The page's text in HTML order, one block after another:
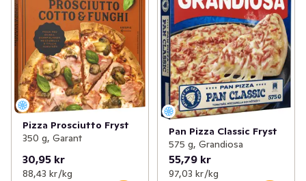
Pizza Prosciutto Fryst
350 g, Garant
30,95 kr
88,43 kr /kg
Pan Pizza Classic Fryst
575 g, Grandiosa
55,79 kr
97,03 kr /kg